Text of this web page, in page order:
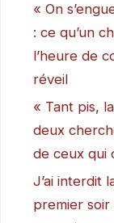
« On
: ce qu’un
l’heure de
réveil
« Tant pis,
deux
de ceux qui
J’ai interdit
premier soir